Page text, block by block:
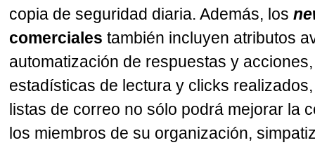
copia de seguridad diaria. Además, los
comerciales también incluyen atributos
automatización de respuestas y
estadísticas de lectura y clicks
listas de correo no sólo podrá mejorar la
los miembros de su organización,